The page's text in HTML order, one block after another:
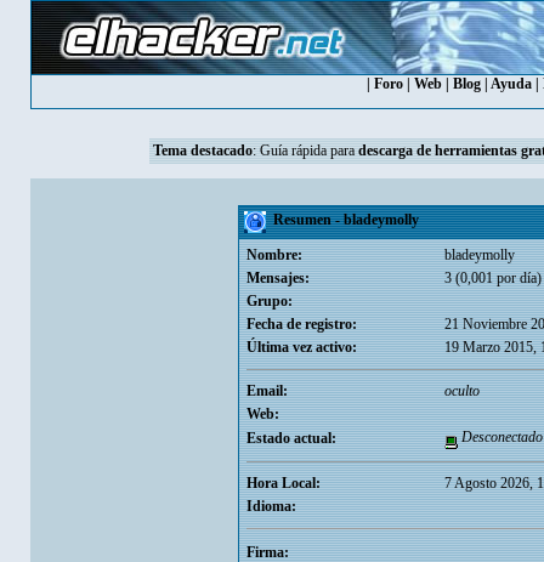
Foro| Web| Blog| Ayuda|
Tema destacado: Guía rápida para descarga de herramientas
Resumen - bladeymolly
Nombre:
bladeymolly
Mensajes:
3 (0,001 por día)
Grupo:
Fecha de registro:
21 Noviembre
Última vez activo:
19 Marzo 2015,
Email:
oculto
Web:
Estado actual:
Desconectado
Hora Local:
7 Agosto 2026,
Idioma:
Firma: